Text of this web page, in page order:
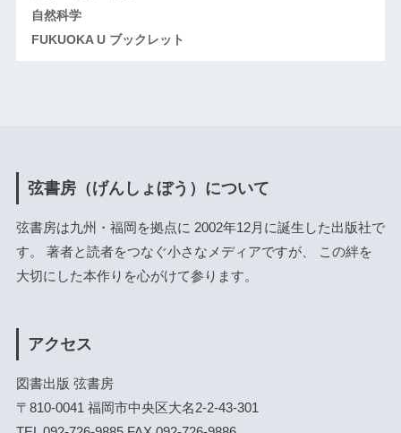
自然科学
FUKUOKA U ブックレット
弦書房（げんしょぼう）について
弦書房は九州・福岡を拠点に 2002年12月に誕生した出版社で
す。 著者と読者をつなぐ小さなメディアですが、 この絆を
大切にした本作りを心がけて参ります。
アクセス
図書出版 弦書房
〒810-0041 福岡市中央区大名2-2-43-301